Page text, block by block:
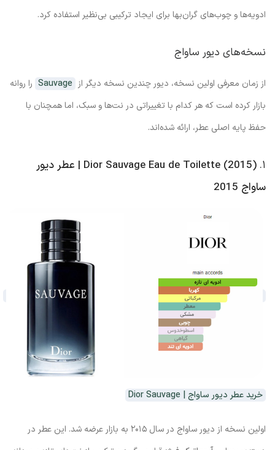
ادویه‌ها و چوب‌های گران‌بها برای ایجاد ترکیبی بی‌نظیر استفاده کرد.
نسخه‌های دیور ساواج
از زمان معرفی اولین نسخه، دیور چندین نسخه دیگر از Sauvage را روانه
بازار کرده است که هر کدام با تغییراتی در نت‌ها و سبک، اما همچنان با
حفظ پایه اصلی عطر، ارائه شده‌اند.
۱.
Dior Sauvage Eau de Toilette (2015) | عطر دیور
ساواج 2015
خرید عطر دیور ساواج | Dior Sauvage
اولین نسخه از دیور ساواج در سال ۲۰۱۵ به بازار عرضه شد. این عطر در